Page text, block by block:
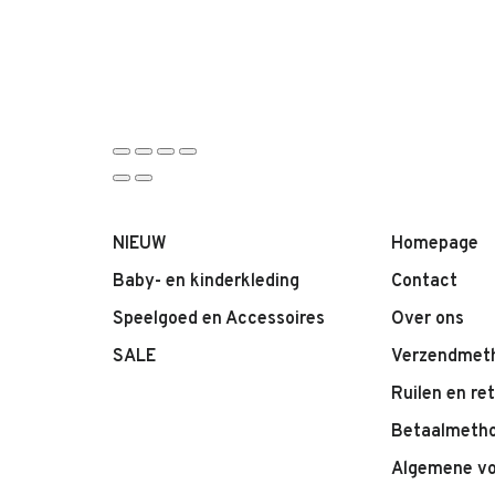
NIEUW
Baby- en kinderkleding
Speelgoed en Accessoires
SALE
Homepage
Contact
Over ons
Ruilen en
Algemene